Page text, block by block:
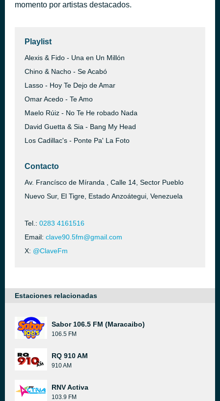
momento por artistas destacados.
Playlist
Alexis & Fido - Una en Un Millón
Chino & Nacho - Se Acabó
Lasso - Hoy Te Dejo de Amar
Omar Acedo - Te Amo
Maelo Rúiz - No Te He robado Nada
David Guetta & Sia - Bang My Head
Los Cadillac's - Ponte Pa' La Foto
Contacto
Av. Francísco de Míranda , Calle 14, Sector Pueblo
Nuevo Sur, El Tigre, Estado Anzoátegui, Venezuela
Tel.: 0283 4161516
Email: clave90.5fm@gmail.com
X: @ClaveFm
Estaciones relacionadas
Sabor 106.5 FM (Maracaibo)
106.5 FM
RQ 910 AM
910 AM
RNV Activa
103.9 FM